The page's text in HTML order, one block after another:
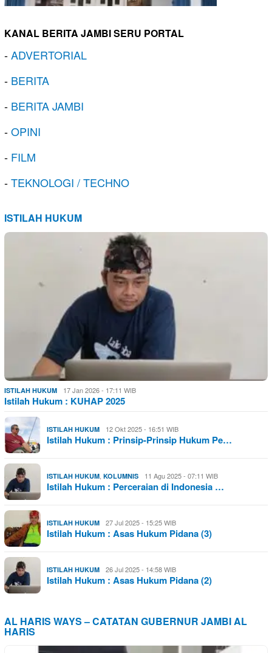
KANAL BERITA JAMBI SERU PORTAL
-ADVERTORIAL
- BERITA
- BERITA JAMBI
-OPINI
- FILM
-TEKNOLOGI / TECHNO
ISTILAH HUKUM
ISTILAH HUKUM 17 Jan 2026 - 17:11 WIB
Istilah Hukum : KUHAP 2025
ISTILAH HUKUM 12 Okt 2025 - 16:51 WIB
Istilah Hukum : Prinsip-Prinsip Hukum Pe…
ISTILAH HUKUM, KOLUMNIS 11 Agu 2025 - 07:11 WIB
Istilah Hukum : Perceraian di Indonesia …
ISTILAH HUKUM 27 Jul 2025 - 15:25 WIB
Istilah Hukum : Asas Hukum Pidana (3)
ISTILAH HUKUM 26 Jul 2025 - 14:58 WIB
Istilah Hukum : Asas Hukum Pidana (2)
AL HARIS WAYS – CATATAN GUBERNUR JAMBI AL
HARIS